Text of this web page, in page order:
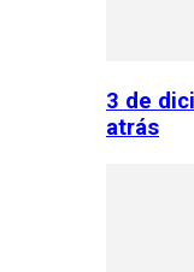
3 de
atrás